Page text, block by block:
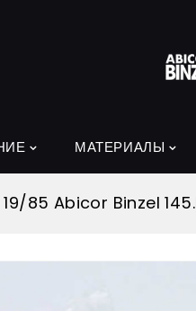
МАТЕРИАЛЫ
19/85 Abicor Binzel